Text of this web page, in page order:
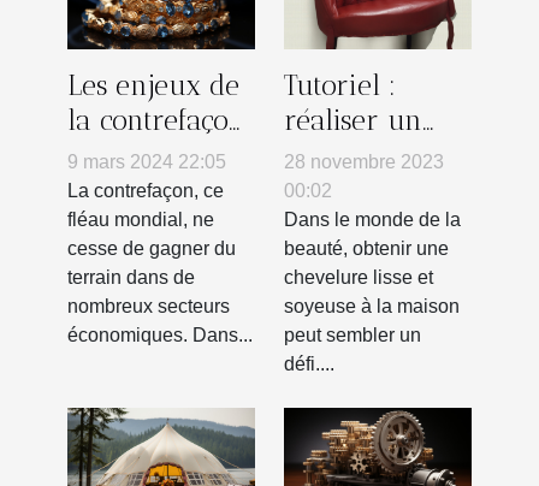
Les enjeux de
la contrefaçon
dans
l'industrie de
la bijouterie
9 mars 2024 22:05
La contrefaçon, ce
fléau mondial, ne
cesse de gagner du
terrain dans de
nombreux secteurs
économiques. Dans...
Tutoriel :
réaliser un
lissage parfait
à domicile
28 novembre 2023
00:02
Dans le monde de la
beauté, obtenir une
chevelure lisse et
soyeuse à la maison
peut sembler un
défi....